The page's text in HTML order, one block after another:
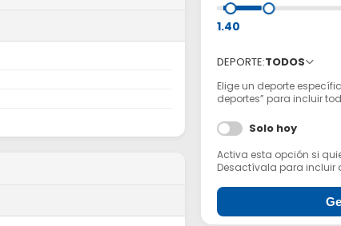
1.40
DEPORTE:TODOS
Elige un deporte
deportes” para incluir
Solo hoy
Activa esta opción si
Desactívala para incluir